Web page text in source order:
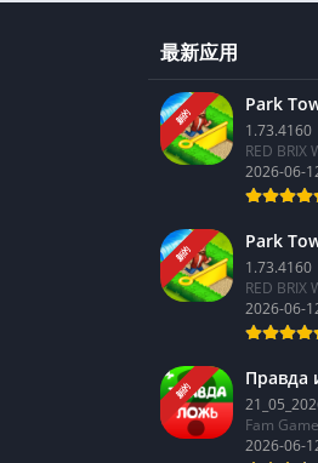
最新应用
新的
Park
1.73.4160
RED BRIX
2026-06-
新的
Park
1.73.4160
RED BRIX
2026-06-
新的
Правда
Fam
2026-06-